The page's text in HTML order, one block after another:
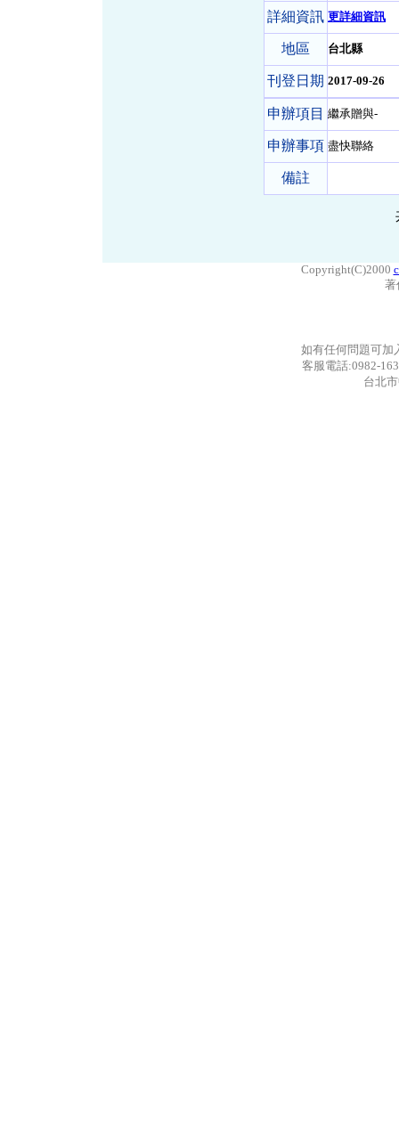
詳細資訊 更詳細資訊
地區 台北縣
刊登日期 2017-09-26
申辦項目 繼承贈與-
申辦事項 盡快聯絡
備註
Copyright(C)2000
如有任何問題可加
客服電話:0982-
台北